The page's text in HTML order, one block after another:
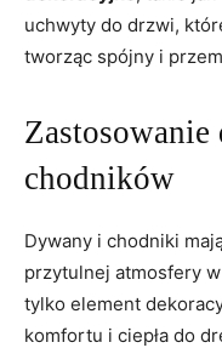
uchwyty do drzwi,
tworząc spójny i
chodników
Dywany i chodniki
przytulnej ‍atmosfery
tylko ‌element
komfortu ⁤i ciepła do